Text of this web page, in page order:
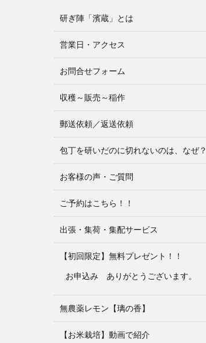
研ぎ陣「濱蔵」とは
営業日・アクセス
お問合せフォーム
収穫～販売～稲作
郵送依頼／返送依頼
包丁を研いだのに切れないのは、なぜ？
お客様の声・ご質問
ご予約はこちら！！
出張・集荷・集配サービス
【初回限定】無料プレゼント！！
お申込み ありがとうございます。
無農薬レモン【璃の香】
【お米栽培】動画で紹介